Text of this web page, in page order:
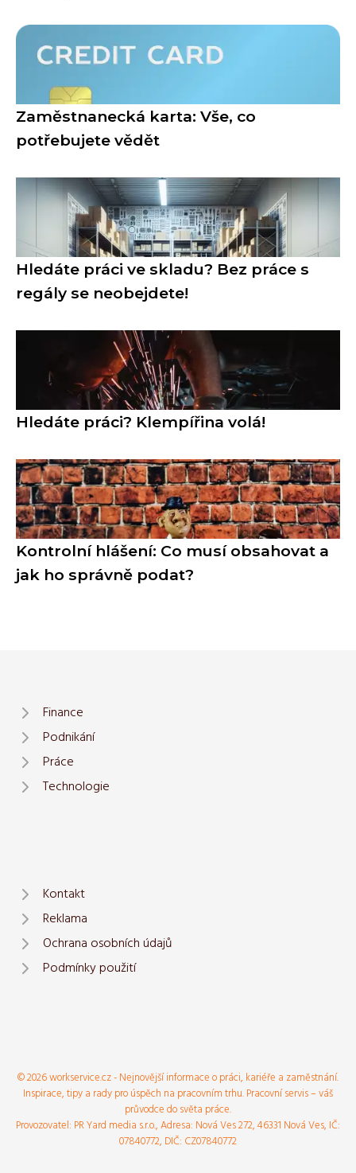
Zaměstnanecká karta: Vše, co
potřebujete vědět
Hledáte práci ve skladu? Bez práce s
regály se neobejdete!
Hledáte práci? Klempířina volá!
Kontrolní hlášení: Co musí obsahovat a
jak ho správně podat?
Finance
Podnikání
Práce
Technologie
Kontakt
Reklama
Ochrana osobních údajů
Podmínky použití
© 2026 workservice.cz - Nejnovější informace o práci, kariéře a zaměstnání.
Inspirace, tipy a rady pro úspěch na pracovním trhu. Pracovní servis – váš
průvodce do světa práce.
Provozovatel: PR Yard media s.r.o., Adresa: Nová Ves 272, 46331 Nová Ves, IČ:
07840772, DIČ: CZ07840772